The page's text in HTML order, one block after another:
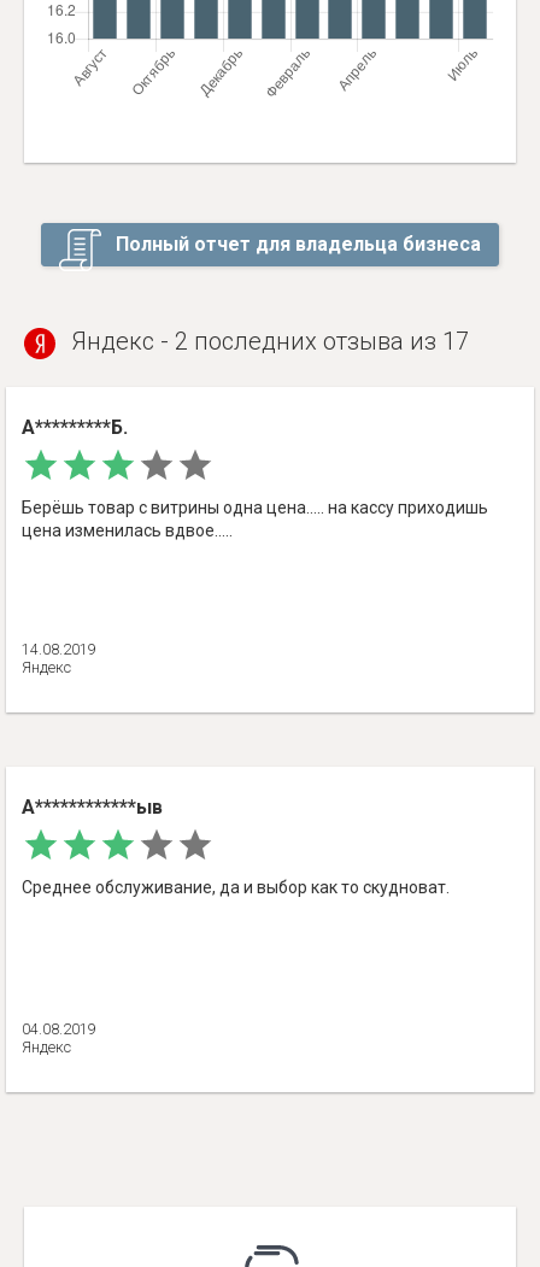
Полный отчет для владельца бизнеса
Яндекс - 2 последних отзыва из 17
А*********Б.
Берёшь товар с витрины одна цена..... на кассу приходишь
цена изменилась вдвое.....
14.08.2019
Яндекс
А************ыв
Среднее обслуживание, да и выбор как то скудноват.
04.08.2019
Яндекс